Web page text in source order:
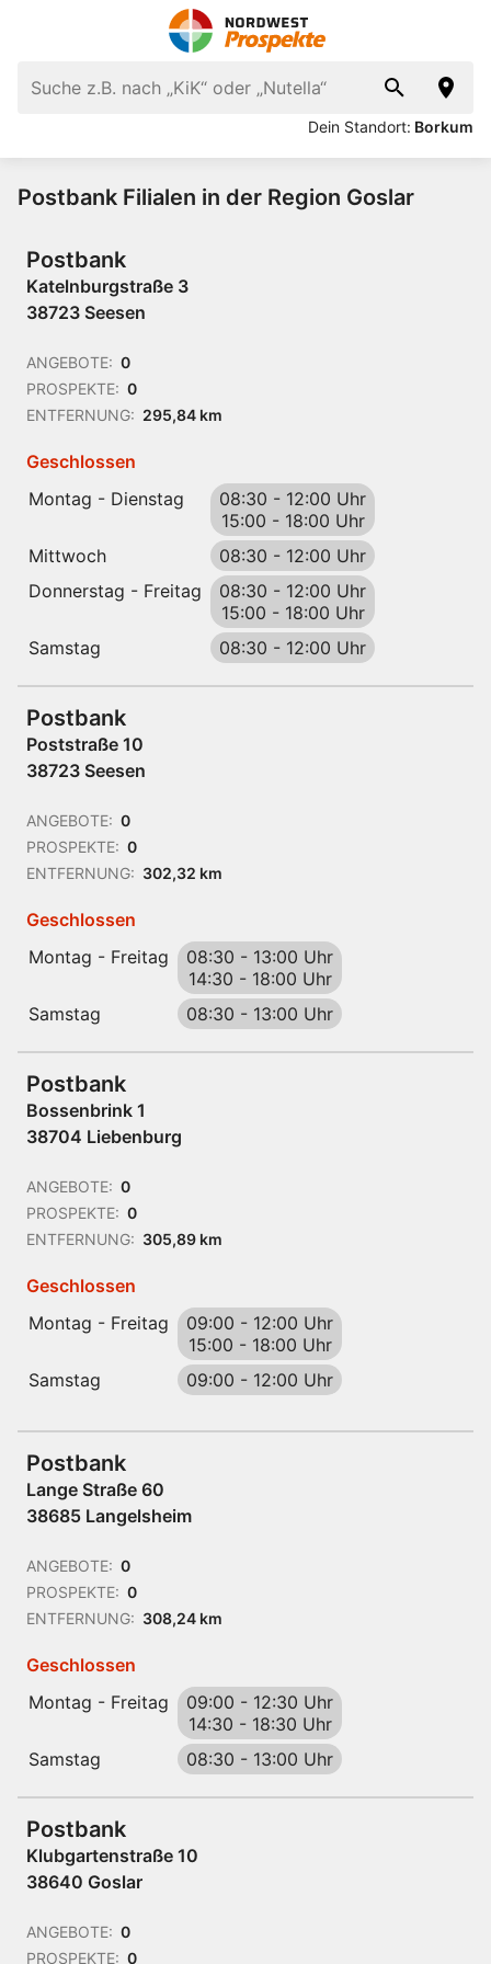
Dein Standort: Borkum
Postbank Filialen in der Region Goslar
Postbank
Katelnburgstraße 3
38723 Seesen
ANGEBOTE: 0
PROSPEKTE: 0
ENTFERNUNG: 295,84 km
Geschlossen
Montag - Dienstag
08:30 - 12:00 Uhr
15:00 - 18:00 Uhr
Mittwoch
08:30 - 12:00 Uhr
Donnerstag - Freitag
08:30 - 12:00 Uhr
15:00 - 18:00 Uhr
Samstag
08:30 - 12:00 Uhr
Postbank
Poststraße 10
38723 Seesen
ANGEBOTE: 0
PROSPEKTE: 0
ENTFERNUNG: 302,32 km
Geschlossen
Montag - Freitag
08:30 - 13:00 Uhr
14:30 - 18:00 Uhr
Samstag
08:30 - 13:00 Uhr
Postbank
Bossenbrink 1
38704 Liebenburg
ANGEBOTE: 0
PROSPEKTE: 0
ENTFERNUNG: 305,89 km
Geschlossen
Montag - Freitag
09:00 - 12:00 Uhr
15:00 - 18:00 Uhr
Samstag
09:00 - 12:00 Uhr
Postbank
Lange Straße 60
38685 Langelsheim
ANGEBOTE: 0
PROSPEKTE: 0
ENTFERNUNG: 308,24 km
Geschlossen
Montag - Freitag
09:00 - 12:30 Uhr
14:30 - 18:30 Uhr
Samstag
08:30 - 13:00 Uhr
Postbank
Klubgartenstraße 10
38640 Goslar
ANGEBOTE: 0
PROSPEKTE: 0